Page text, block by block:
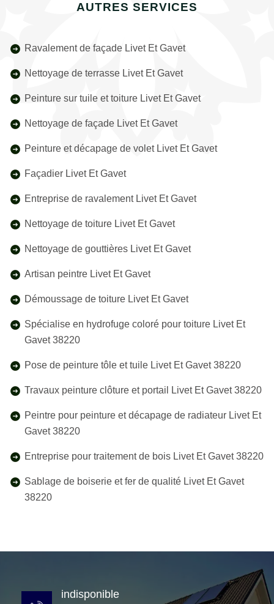
AUTRES SERVICES
Ravalement de façade Livet Et Gavet
Nettoyage de terrasse Livet Et Gavet
Peinture sur tuile et toiture Livet Et Gavet
Nettoyage de façade Livet Et Gavet
Peinture et décapage de volet Livet Et Gavet
Façadier Livet Et Gavet
Entreprise de ravalement Livet Et Gavet
Nettoyage de toiture Livet Et Gavet
Nettoyage de gouttières Livet Et Gavet
Artisan peintre Livet Et Gavet
Démoussage de toiture Livet Et Gavet
Spécialise en hydrofuge coloré pour toiture Livet Et
Gavet 38220
Pose de peinture tôle et tuile Livet Et Gavet 38220
Travaux peinture clôture et portail Livet Et Gavet 38220
Peintre pour peinture et décapage de radiateur Livet Et
Gavet 38220
Entreprise pour traitement de bois Livet Et Gavet 38220
Sablage de boiserie et fer de qualité Livet Et Gavet
38220
indisponible